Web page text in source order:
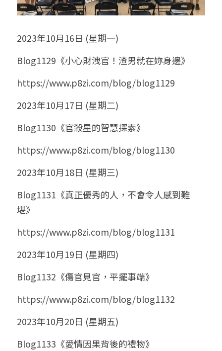
2023年10月16日 (星期一)
Blog1129《小心財洩官！渣男就在妳身邊》
https://www.p8zi.com/blog/blog1129
2023年10月17日 (星期二)
Blog1130《官殺星的智慧探索》
https://www.p8zi.com/blog/blog1130
2023年10月18日 (星期三)
Blog1131《真正優秀的人，不會令人感到難
堪》
https://www.p8zi.com/blog/blog1131
2023年10月19日 (星期四)
Blog1132《傷官見官，平擺事端》
https://www.p8zi.com/blog/blog1132
2023年10月20日 (星期五)
Blog1133《愛情因果背後的禮物》